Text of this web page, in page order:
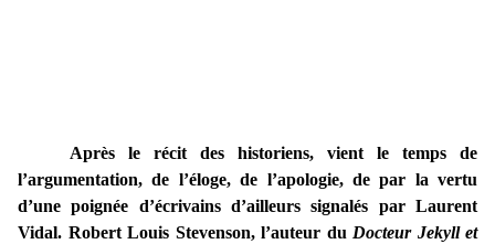
Après le récit des historiens, vient le temps de
l’argumentation, de l’éloge, de l’apologie, de par la vertu
d’une poignée d’écrivains d’ailleurs signalés par Laurent
Vidal. Robert Louis Stevenson, l’auteur du Docteur Jekyll et